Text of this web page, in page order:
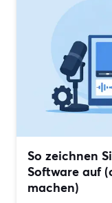
So zeichnen
Software auf
machen)